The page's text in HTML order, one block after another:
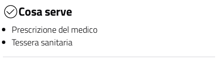
Cosa serve
Prescrizione del medico
Tessera sanitaria